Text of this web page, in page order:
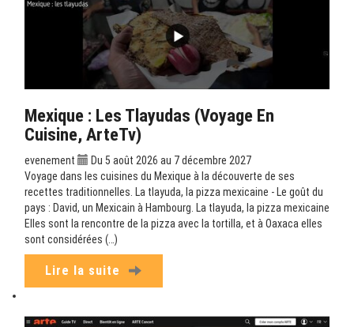
Mexique : Les Tlayudas (Voyage En
Cuisine, ArteTv)
evenement
Du 5 août 2026 au 7 décembre 2027
Voyage dans les cuisines du Mexique à la découverte de ses
recettes traditionnelles. La tlayuda, la pizza mexicaine - Le goût du
pays : David, un Mexicain à Hambourg. La tlayuda, la pizza mexicaine
Elles sont la rencontre de la pizza avec la tortilla, et à Oaxaca elles
sont considérées (…)
Lire la suite